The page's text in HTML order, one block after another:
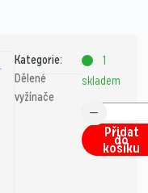
Kategorie:
Dělené
vyžínače
1
skladem
Přidat
do
košíku